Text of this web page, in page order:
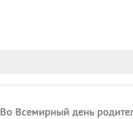
Во Всемирный день